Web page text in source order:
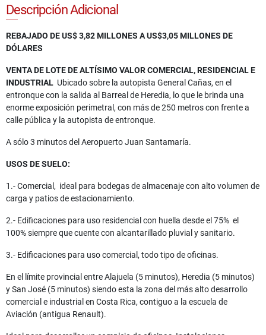
Descripción Adicional
REBAJADO DE US$ 3,82 MILLONES A US$3,05 MILLONES DE
DÓLARES
VENTA DE LOTE DE ALTÍSIMO VALOR COMERCIAL, RESIDENCIAL E
INDUSTRIAL Ubicado sobre la autopista General Cañas, en el
entronque con la salida al Barreal de Heredia, lo que le brinda una
enorme exposición perimetral, con más de 250 metros con frente a
calle pública y la autopista de entronque.
A sólo 3 minutos del Aeropuerto Juan Santamaría.
USOS DE SUELO:
1.- Comercial, ideal para bodegas de almacenaje con alto volumen de
carga y patios de estacionamiento.
2.- Edificaciones para uso residencial con huella desde el 75% el
100% siempre que cuente con alcantarillado pluvial y sanitario.
3.- Edificaciones para uso comercial, todo tipo de oficinas.
En el límite provincial entre Alajuela (5 minutos), Heredia (5 minutos)
y San José (5 minutos) siendo esta la zona del más alto desarrollo
comercial e industrial en Costa Rica, contiguo a la escuela de
Aviación (antigua Renault).